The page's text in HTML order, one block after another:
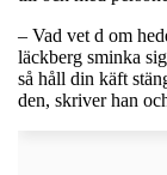
– Vad vet d om
läckberg sminka
så håll din käft
den, skriver han